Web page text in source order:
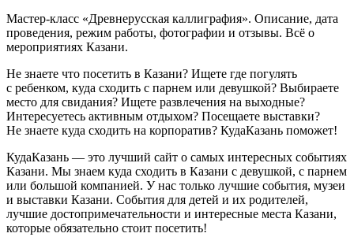
Мастер-класс «Древнерусская каллиграфия». Описание, дата
проведения, режим работы, фотографии и отзывы. Всё о
мероприятиях Казани.
Не знаете что посетить в Казани? Ищете где погулять
с ребенком, куда сходить с парнем или девушкой? Выбираете
место для свидания? Ищете развлечения на выходные?
Интересуетесь активным отдыхом? Посещаете выставки?
Не знаете куда сходить на корпоратив? КудаКазань поможет!
КудаКазань — это лучший сайт о самых интересных событиях
Казани. Мы знаем куда сходить в Казани с девушкой, с парнем
или большой компанией. У нас только лучшие события, музеи
и выставки Казани. События для детей и их родителей,
лучшие достопримечательности и интересные места Казани,
которые обязательно стоит посетить!